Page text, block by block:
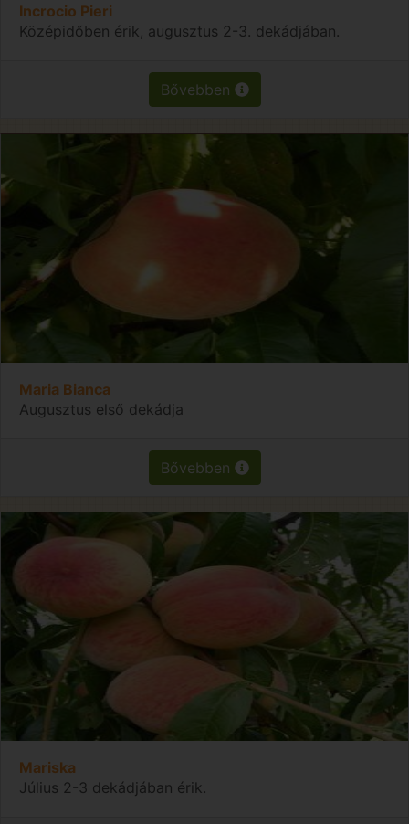
Incrocio Pieri
Középidőben érik, augusztus 2-3. dekádjában.
Bővebben
Maria Bianca
Augusztus első dekádja
Bővebben
Mariska
Július 2-3 dekádjában érik.